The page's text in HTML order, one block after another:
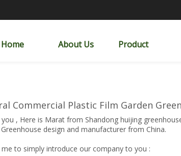
Home About Us Product
Commercial Plastic Film Garden
, Here is Marat from Shandong huijing
design and manufacturer from China.
me to simply introduce our company to you :